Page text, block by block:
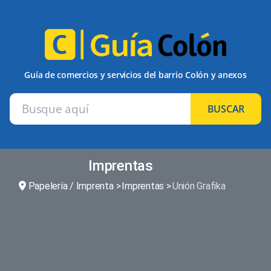
Guía de comercios y servicios del barrio Colón y anexos
BUSCAR
Imprentas
Papelería / Imprenta Imprentas Unión Grafika